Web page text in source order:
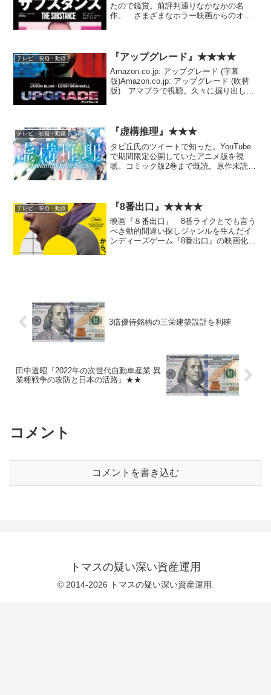
たので鑑賞。前評判通りなかなかの名
作。 さまざまなホラー映画からのオマ
のようだ。
テレビ・映画・動画 『アップグレード』★★★★
Amazon.co.jp: アップグレード (字幕
版)Amazon.co.jp: アップグレード (吹替
版) アマプラで視聴。久々に掘り出し物
テレビ・映画・動画 『虚構推理』★★★
タピ丘氏のツイートで知った。YouTube
で期間限定公開していたアニメ版を視
聴。コミック版2巻まで既読。原作未読。
系統だけど、このタ...
テレビ・映画・動画 『8番出口』★★★★
映画『８番出口』 8番ライクとでも言う
べき動的間違い探しジャンルを生んだイ
ンディーズゲーム『8番出口』の映画化。
3倍優待銘柄の三栄建築設計を利確
田中道昭『2022年の次世代自動車産業 異
業種戦争の攻防と日本の活路』★★
コメント
コメントを書き込む
トマスの疑い深い資産運用
© 2014-2026 トマスの疑い深い資産運用.